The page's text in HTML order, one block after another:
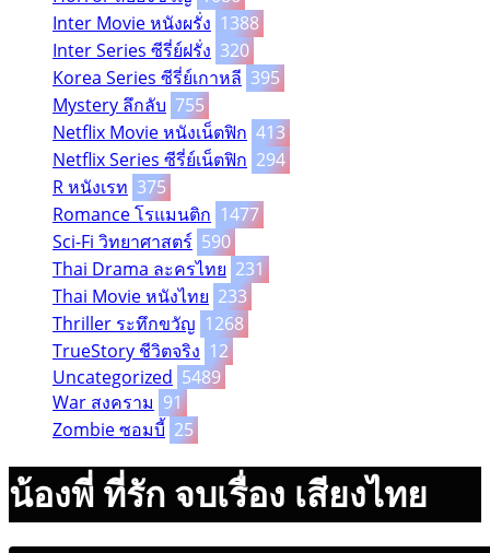
Inter Movie หนังผรั่ง 1388
Inter Series ซีรี่ย์ฝรั่ง 320
Korea Series ซีรี่ย์เกาหลี 395
Mystery ลึกลับ 755
Netflix Movie หนังเน็ตฟิก 413
Netflix Series ซีรี่ย์เน็ตฟิก 294
R หนังเรท 375
Romance โรแมนติก 1477
Sci-Fi วิทยาศาสตร์ 590
Thai Drama ละครไทย 231
Thai Movie หนังไทย 233
Thriller ระทึกขวัญ 1268
TrueStory ชีวิตจริง 12
Uncategorized 5489
War สงคราม 91
Zombie ซอมบี้ 25
น้องพี่ ที่รัก จบเรื่อง เสียงไทย